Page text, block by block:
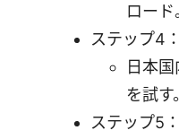
ロード
ステップ4
日本
を試す。
ステップ5